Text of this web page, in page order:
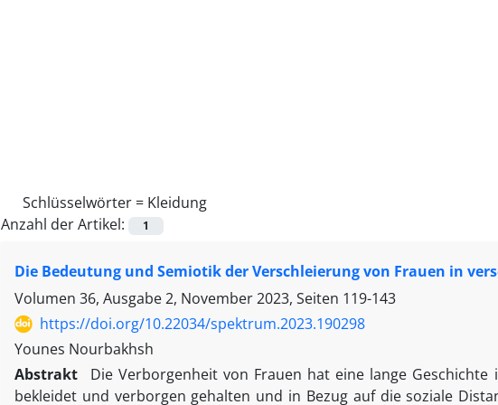
Schlüsselwörter = Kleidung
Anzahl der Artikel:
1
Die Bedeutung und Semiotik der Verschleierung von Frauen in
Volumen 36, Ausgabe 2, November 2023, Seiten 119-143
https://doi.org/10.22034/spektrum.2023.190298
Younes Nourbakhsh
Abstrakt
Die Verborgenheit von Frauen hat eine lange
bekleidet und verborgen gehalten und in Bezug auf die soziale